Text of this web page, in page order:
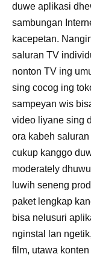
duwe aplikasi
sambungan
kacepetan.
saluran TV
nonton TV ing
sing cocog ing
sampeyan wis
video liyane sing
ora kabeh
cukup kanggo
moderately
luwih seneng
paket lengkap
bisa nelusuri
nginstal lan
film, utawa